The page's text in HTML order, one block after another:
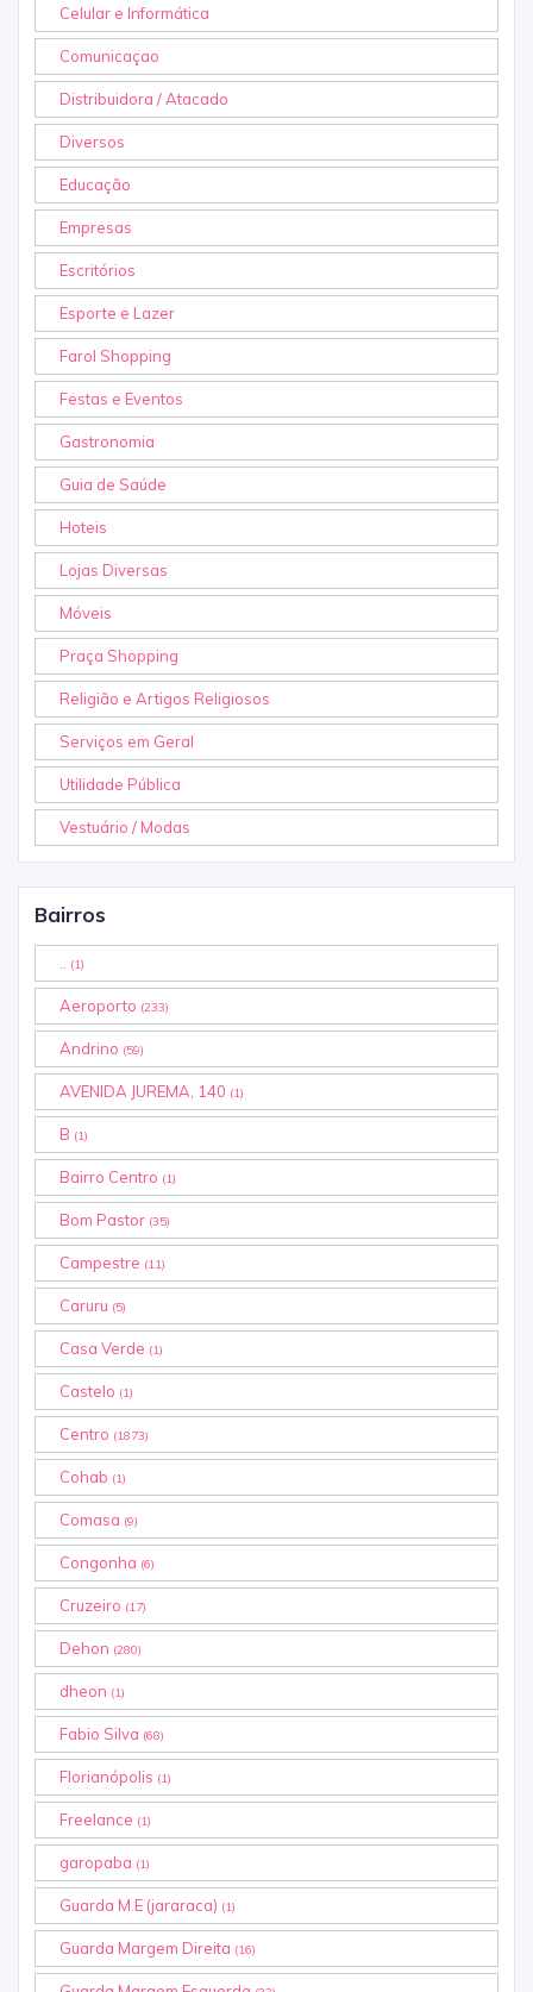
Celular e Informática
Comunicaçao
Distribuidora / Atacado
Diversos
Educação
Empresas
Escritórios
Esporte e Lazer
Farol Shopping
Festas e Eventos
Gastronomia
Guia de Saúde
Hoteis
Lojas Diversas
Móveis
Praça Shopping
Religião e Artigos Religiosos
Serviços em Geral
Utilidade Pública
Vestuário / Modas
Bairros
.. (1)
Aeroporto (233)
Andrino (59)
AVENIDA JUREMA, 140 (1)
B (1)
Bairro Centro (1)
Bom Pastor (35)
Campestre (11)
Caruru (5)
Casa Verde (1)
Castelo (1)
Centro (1873)
Cohab (1)
Comasa (9)
Congonha (6)
Cruzeiro (17)
Dehon (280)
dheon (1)
Fabio Silva (68)
Florianópolis (1)
Freelance (1)
garopaba (1)
Guarda M.E (jararaca) (1)
Guarda Margem Direita (16)